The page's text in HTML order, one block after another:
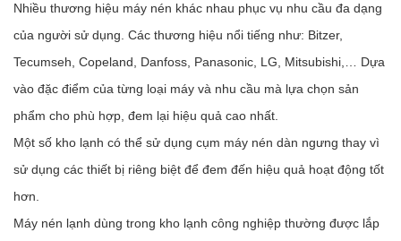
Nhiều thương hiệu máy nén khác nhau phục vụ nhu cầu đa dạng
của người sử dụng. Các thương hiệu nổi tiếng như: Bitzer,
Tecumseh, Copeland, Danfoss, Panasonic, LG, Mitsubishi,… Dựa
vào đặc điểm của từng loại máy và nhu cầu mà lựa chọn sản
phẩm cho phù hợp, đem lại hiệu quả cao nhất.
Một số kho lạnh có thể sử dụng cụm máy nén dàn ngưng thay vì
sử dụng các thiết bị riêng biệt để đem đến hiệu quả hoạt động tốt
hơn.
Máy nén lạnh dùng trong kho lạnh công nghiệp thường được lắp